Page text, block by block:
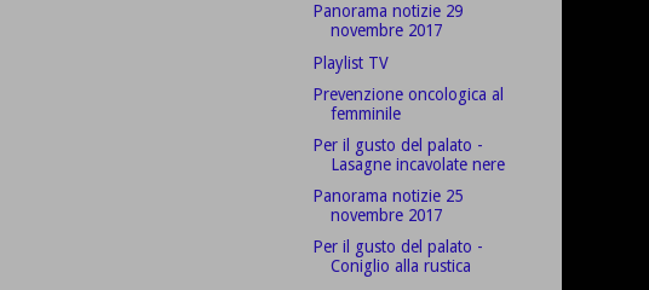
Panorama notizie 29
novembre 2017
Playlist TV
Prevenzione oncologica al
femminile
Per il gusto del palato -
Lasagne incavolate nere
Panorama notizie 25
novembre 2017
Per il gusto del palato -
Coniglio alla rustica